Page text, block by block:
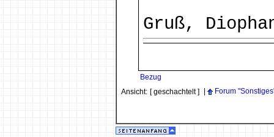
Gruß,
Bezug
Ansicht: [ geschachtelt ] Forum